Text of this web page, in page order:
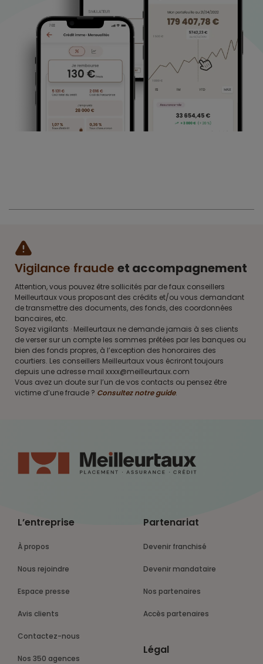
Vigilance fraude et accompagnement
Attention, vous pouvez être sollicités par de faux conseillers
Meilleurtaux vous proposant des crédits et/ou vous demandant
de transmettre des documents, des fonds, des coordonnées
bancaires, etc.
Soyez vigilants · Meilleurtaux ne demande jamais à ses clients
de verser sur un compte les sommes prêtées par les banques ou
bien des fonds propres, à l’exception des honoraires des
courtiers. Les conseillers Meilleurtaux vous écriront toujours
depuis une adresse mail xxxx@meilleurtaux.com
Vous avez un doute sur l’un de vos contacts ou pensez être
victime d’une fraude ? Consultez notre guide.
L’entreprise
À propos
Nous rejoindre
Espace presse
Avis clients
Contactez-nous
Nos 350 agences
Partenariat
Devenir franchisé
Devenir mandataire
Nos partenaires
Accès partenaires
Légal